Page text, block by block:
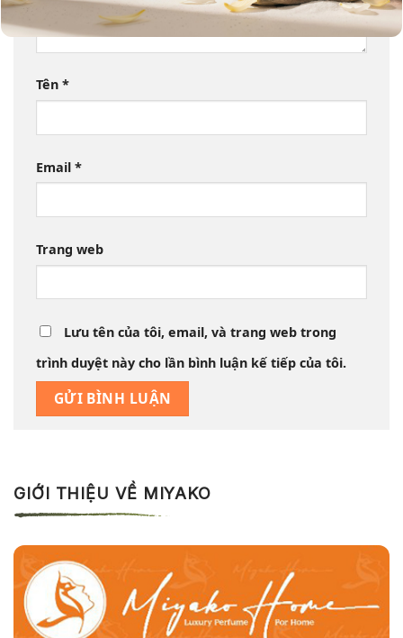
Tên *
Email *
Trang web
Lưu tên của tôi, email, và trang web trong
trình duyệt này cho lần bình luận kế tiếp của tôi.
GIỚI THIỆU VỀ MIYAKO